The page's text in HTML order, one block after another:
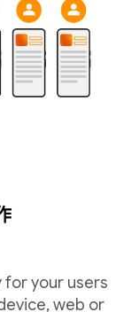
for your users
web or